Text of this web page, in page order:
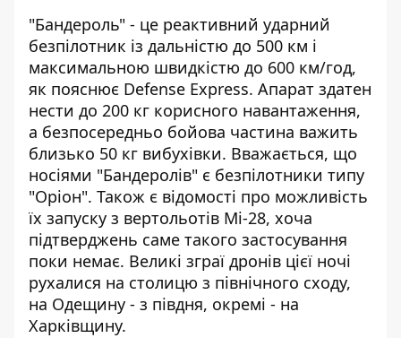
"Бандероль" - це реактивний ударний
безпілотник із дальністю до 500 км і
максимальною швидкістю до 600 км/год,
як пояснює Defense Express. Апарат здатен
нести до 200 кг корисного навантаження,
а безпосередньо бойова частина важить
близько 50 кг вибухівки. Вважається, що
носіями "Бандеролів" є безпілотники типу
"Оріон". Також є відомості про можливість
їх запуску з вертольотів Мі-28, хоча
підтверджень саме такого застосування
поки немає. Великі зграї дронів цієї ночі
рухалися на столицю з північного сходу,
на Одещину - з півдня, окремі - на
Харківщину.